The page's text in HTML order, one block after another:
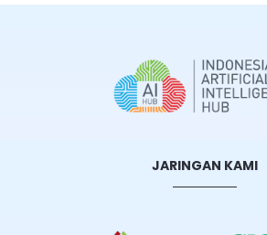
JARINGAN KAMI